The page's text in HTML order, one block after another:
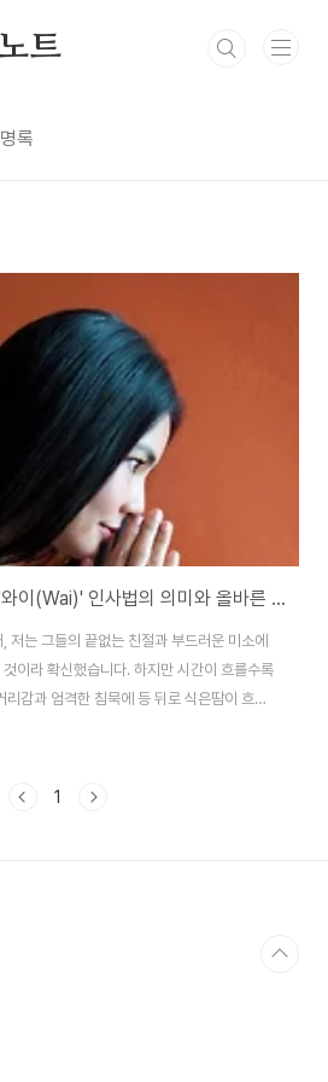
트
록
태국 미팅 예절 가이드 : '와이(Wai)' 인사법의 의미와 올바른 사용
저는 그들의 끝없는 친절과 부드러운 미소에
이라 확신했습니다. 하지만 시간이 흐를수록
감과 엄격한 침묵에 등 뒤로 식은땀이 흐르
부가 아니라는 것을 깨달은 건 미팅이 한참
복합적인 문화적 규범이 작동합니다. 따라서
1